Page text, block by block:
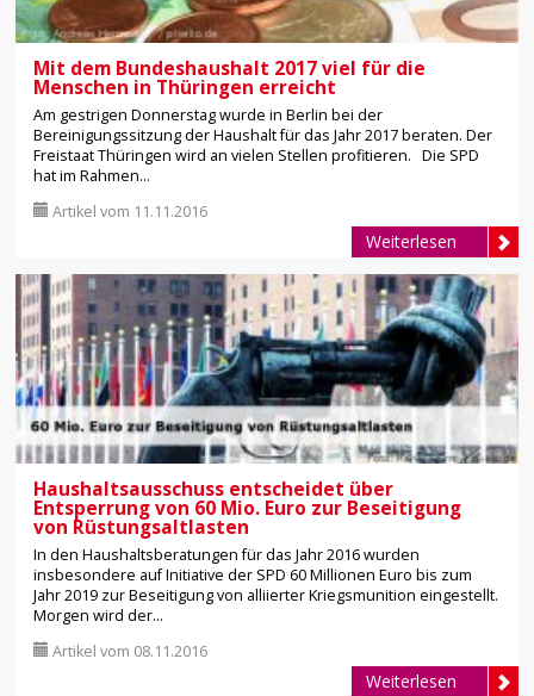
Mit dem Bundeshaushalt 2017 viel für die
Menschen in Thüringen erreicht
Am gestrigen Donnerstag wurde in Berlin bei der
Bereinigungssitzung der Haushalt für das Jahr 2017 beraten. Der
Freistaat Thüringen wird an vielen Stellen profitieren. Die SPD
hat im Rahmen...
Artikel vom 11.11.2016
Weiterlesen
Haushaltsausschuss entscheidet über
Entsperrung von 60 Mio. Euro zur Beseitigung
von Rüstungsaltlasten
In den Haushaltsberatungen für das Jahr 2016 wurden
insbesondere auf Initiative der SPD 60 Millionen Euro bis zum
Jahr 2019 zur Beseitigung von alliierter Kriegsmunition eingestellt.
Morgen wird der...
Artikel vom 08.11.2016
Weiterlesen